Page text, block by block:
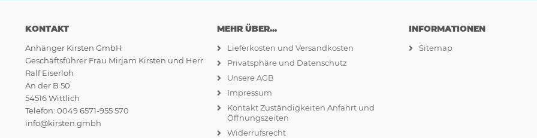
KONTAKT
Anhänger Kirsten GmbH
Geschäftsführer Frau Mirjam Kirsten und Herr
Ralf Eiserloh
An der B 50
54516 Wittlich
Telefon: 0049 6571-955 570
info@kirsten.gmbh
MEHR ÜBER...
Lieferkosten und Versandkosten
Privatsphäre und Datenschutz
Unsere AGB
Impressum
Kontakt Zuständigkeiten Anfahrt und
Öffnungszeiten
Widerrufsrecht
INFORMATIONEN
Sitemap